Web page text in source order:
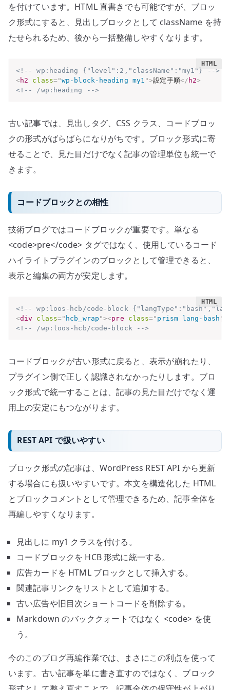
を付けています。HTML 直書きでも可能ですが、ブロッ
ク形式にすると、見出しブロックとして className を持
たせられるため、後から一括整備しやすくなります。
<!-- wp:heading {"level":2,"className":"my1"} -->
<h2 class="wp-block-heading my1 ">設定手順</ h2>
<!-- /wp:heading -->
古い記事では、見出しタグ、CSS クラス、コードブロッ
クの形式がばらばらになりがちです。ブロック形式に寄
せることで、見た目だけでなく記事の管理単位も統一で
きます。
コードブロックとの相性
技術ブログではコードブロックが重要です。単なる
<code>pre</code> タグではなく、使用しているコード
ハイライトプラグインのブロックとして管理できると、
表示と編集の両方が安定します。
<!-- wp:loos-hcb/code-block
<div class=" hcb_wrap "><pre class=" prism lang-bash "
<!-- /wp:loos-hcb/code-block -->
コードブロックが古い形式に戻ると、表示が崩れたり、
プラグイン側で正しく認識されなかったりします。ブロ
ック形式で統一することは、記事の見た目だけでなく運
用上の安定にもつながります。
REST API で扱いやすい
ブロック形式の記事は、WordPress REST API から更新
する場合にも扱いやすいです。本文を構造化した HTML
とブロックコメントとして管理できるため、記事全体を
再編しやすくなります。
見出しに my1 クラスを付ける。
コードブロックを HCB 形式に統一する。
広告カードを HTML ブロックとして挿入する。
関連記事リンクをリストとして追加する。
古い広告や旧目次ショートコードを削除する。
Markdown のバッククォートではなく <code> を使
う。
今のこのブログ再編作業では、まさにこの利点を使って
います。古い記事を単に書き直すのではなく、ブロック